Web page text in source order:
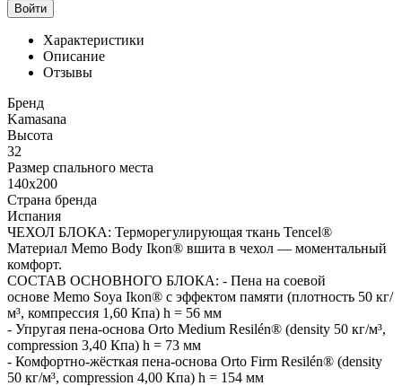
Войти
Характеристики
Описание
Отзывы
Бренд
Kamasana
Высота
32
Размер спального места
140x200
Страна бренда
Испания
ЧЕХОЛ БЛОКА: Терморегулирующая ткань Tencel®
Материал Memo Body Ikon® вшита в чехол — моментальный
комфорт.
СОСТАВ ОСНОВНОГО БЛОКА: - Пена на соевой
основе Memo Soya Ikon® с эффектом памяти (плотность 50 кг/
м³, компрессия 1,60 Кпа) h = 56 мм
- Упругая пена-основа Orto Medium Resilén® (density 50 кг/м³,
compression 3,40 Кпа) h = 73 мм
- Комфортно-жёсткая пена-основа Orto Firm Resilén® (density
50 кг/м³, compression 4,00 Кпа) h = 154 мм